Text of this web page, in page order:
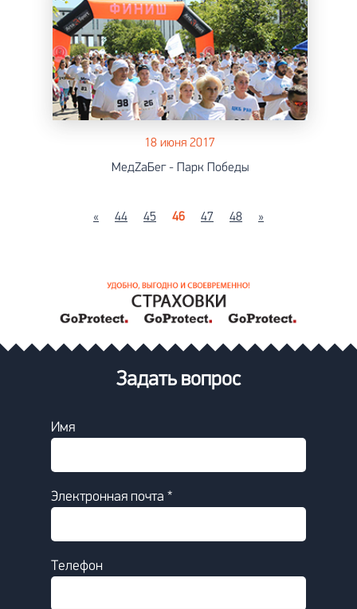
18 июня 2017
МедZaБег - Парк Победы
« 44 45 46 47 48 »
Задать вопрос
Имя
Электронная почта *
Телефон